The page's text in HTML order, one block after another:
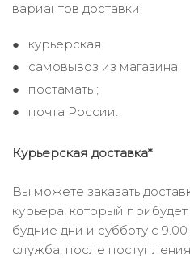
вариантов доставки:
курьерская;
самовывоз из магазина;
постаматы;
почта России.
Курьерская доставка*
Вы можете заказать
курьера, который
будние дни и субботу с
служба, после